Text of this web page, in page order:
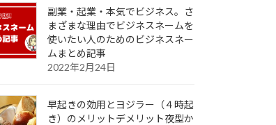
副業・起業・本気でビジネス。さ
まざまな理由でビジネスネームを
使いたい人のためのビジネスネー
ムまとめ記事
2022年2月24日
早起きの効用とヨジラー（４時起
き）のメリットデメリット夜型か